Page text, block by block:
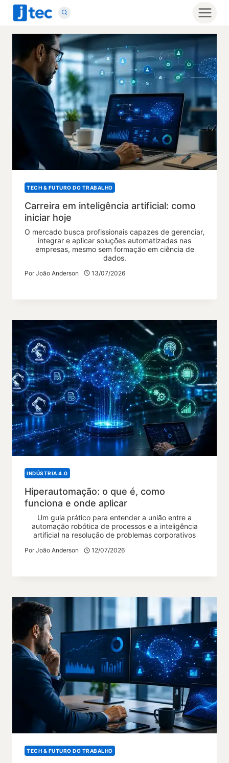
Pular
para
Conteúdo
TECH & FUTURO DO TRABALHO
Carreira em inteligência artificial: como
iniciar hoje
O mercado busca profissionais capazes de gerenciar,
integrar e aplicar soluções automatizadas nas
empresas, mesmo sem formação em ciência de
dados.
Por João Anderson 13/07/2026
INDÚSTRIA 4.0
Hiperautomação: o que é, como
funciona e onde aplicar
Um guia prático para entender a união entre a
automação robótica de processos e a inteligência
artificial na resolução de problemas corporativos
Por João Anderson 12/07/2026
TECH & FUTURO DO TRABALHO